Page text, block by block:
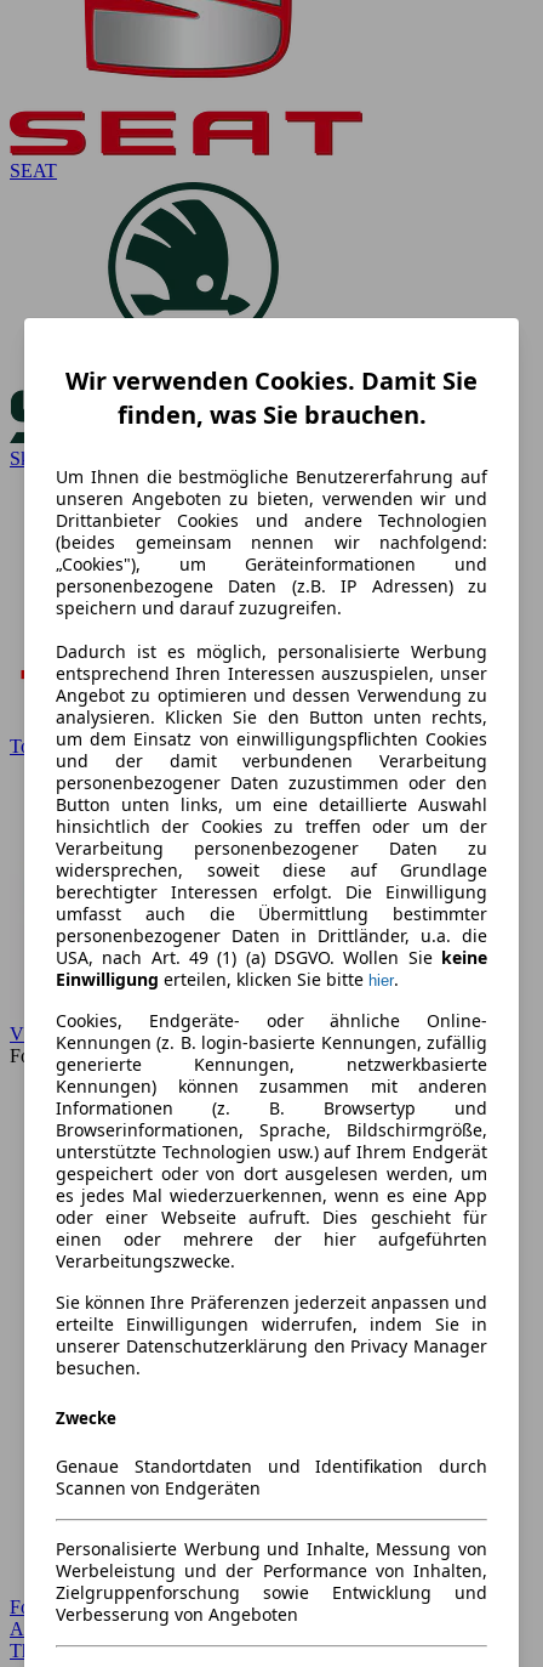
SEAT
Skoda
Toyota
VW
Forum
Forum Startseite
Alle Auto-Foren
Themen-Forum
Wir verwenden Cookies. Damit Sie
finden, was Sie brauchen.
Um Ihnen die bestmögliche Benutzererfahrung auf
unseren Angeboten zu bieten, verwenden wir und
Drittanbieter Cookies und andere Technologien
(beides gemeinsam nennen wir nachfolgend:
„Cookies"), um Geräteinformationen und
personenbezogene Daten (z.B. IP Adressen) zu
speichern und darauf zuzugreifen.
Dadurch ist es möglich, personalisierte Werbung
entsprechend Ihren Interessen auszuspielen, unser
Angebot zu optimieren und dessen Verwendung zu
analysieren. Klicken Sie den Button unten rechts,
um dem Einsatz von einwilligungspflichten Cookies
und der damit verbundenen Verarbeitung
personenbezogener Daten zuzustimmen oder den
Button unten links, um eine detaillierte Auswahl
hinsichtlich der Cookies zu treffen oder um der
Verarbeitung personenbezogener Daten zu
widersprechen, soweit diese auf Grundlage
berechtigter Interessen erfolgt. Die Einwilligung
umfasst auch die Übermittlung bestimmter
personenbezogener Daten in Drittländer, u.a. die
USA, nach Art. 49 (1) (a) DSGVO. Wollen Sie keine
Einwilligung erteilen, klicken Sie bitte hier.
Cookies, Endgeräte- oder ähnliche Online-
Kennungen (z. B. login-basierte Kennungen, zufällig
generierte Kennungen, netzwerkbasierte
Kennungen) können zusammen mit anderen
Informationen (z. B. Browsertyp und
Browserinformationen, Sprache, Bildschirmgröße,
unterstützte Technologien usw.) auf Ihrem Endgerät
gespeichert oder von dort ausgelesen werden, um
es jedes Mal wiederzuerkennen, wenn es eine App
oder einer Webseite aufruft. Dies geschieht für
einen oder mehrere der hier aufgeführten
Verarbeitungszwecke.
Sie können Ihre Präferenzen jederzeit anpassen und
erteilte Einwilligungen widerrufen, indem Sie in
unserer Datenschutzerklärung den Privacy Manager
besuchen.
Zwecke
Genaue Standortdaten und Identifikation durch
Scannen von Endgeräten
Personalisierte Werbung und Inhalte, Messung von
Werbeleistung und der Performance von Inhalten,
Zielgruppenforschung sowie Entwicklung und
Verbesserung von Angeboten